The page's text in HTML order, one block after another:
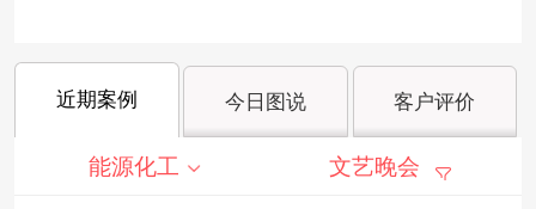
近期案例 今日图说 客户评价
能源化工 文艺晚会